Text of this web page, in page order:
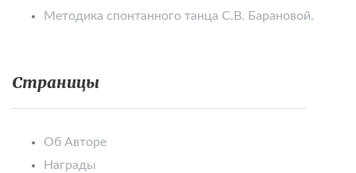
Методика спонтанного танца С.В. Барановой.
Страницы
Об Авторе
Награды